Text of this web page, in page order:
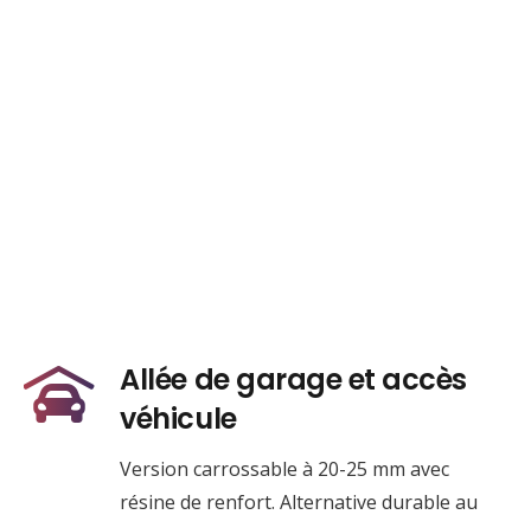
Allée de garage et accès
véhicule
Version carrossable à 20-25 mm avec
résine de renfort. Alternative durable au